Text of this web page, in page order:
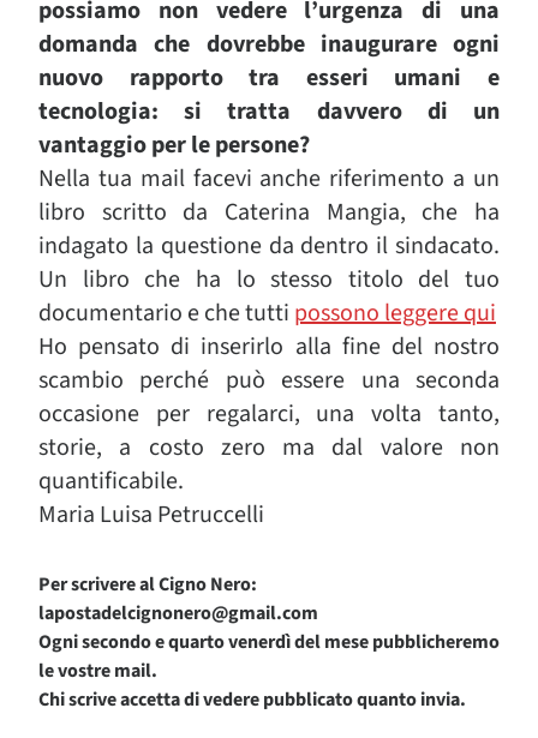
possiamo non vedere l’urgenza di una
domanda che dovrebbe inaugurare ogni
nuovo rapporto tra esseri umani e
tecnologia: si tratta davvero di un
vantaggio per le persone?
Nella tua mail facevi anche riferimento a un
libro scritto da Caterina Mangia, che ha
indagato la questione da dentro il sindacato.
Un libro che ha lo stesso titolo del tuo
documentario e che tutti possono leggere qui
Ho pensato di inserirlo alla fine del nostro
scambio perché può essere una seconda
occasione per regalarci, una volta tanto,
storie, a costo zero ma dal valore non
quantificabile.
Maria Luisa Petruccelli
Per scrivere al Cigno Nero:
lapostadelcignonero@gmail.com
Ogni secondo e quarto venerdì del mese pubblicheremo
le vostre mail.
Chi scrive accetta di vedere pubblicato quanto invia.